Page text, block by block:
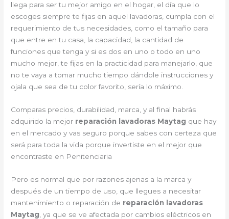
llega para ser tu mejor amigo en el hogar, el día que lo
escoges siempre te fijas en aquel lavadoras, cumpla con el
requerimiento de tus necesidades, como el tamaño para
que entre en tu casa, la capacidad, la cantidad de
funciones que tenga y si es dos en uno o todo en uno
mucho mejor, te fijas en la practicidad para manejarlo, que
no te vaya a tomar mucho tiempo dándole instrucciones y
ojala que sea de tu color favorito, sería lo máximo.
Comparas precios, durabilidad, marca, y al final habrás
adquirido la mejor reparación lavadoras Maytag que hay
en el mercado y vas seguro porque sabes con certeza que
será para toda la vida porque invertiste en el mejor que
encontraste en Penitenciaria
Pero es normal que por razones ajenas a la marca y
después de un tiempo de uso, que llegues a necesitar
mantenimiento o reparación de reparación lavadoras
Maytag , ya que se ve afectada por cambios eléctricos en